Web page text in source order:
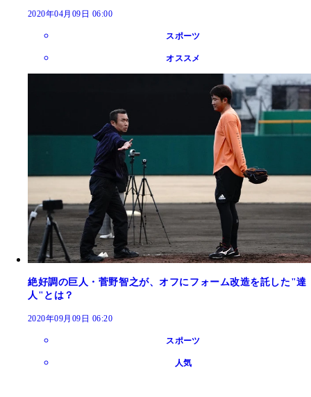
2020年04月09日 06:00
スポーツ
オススメ
絶好調の巨人・菅野智之が、オフにフォーム改造を託した"達
人"とは？
2020年09月09日 06:20
スポーツ
人気